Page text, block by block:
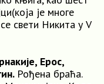
је многе
свети Никита у V
Ерос,
Рођена браћа.